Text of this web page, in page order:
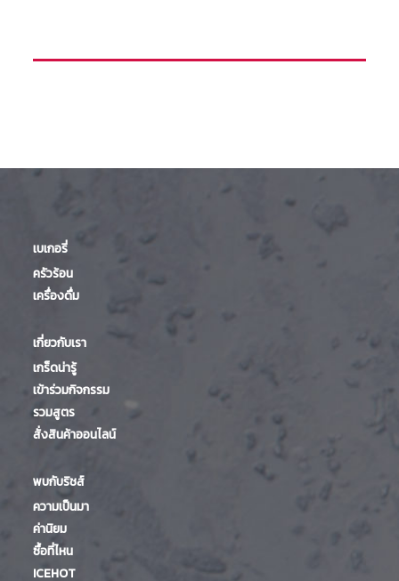
เบเกอรี่
ครัวร้อน
เครื่องดื่ม
เกี่ยวกับเรา
เกร็ดน่ารู้
เข้าร่วมกิจกรรม
รวมสูตร
สั่งสินค้าออนไลน์
พบกับริชส์
ความเป็นมา
ค่านิยม
ซื้อที่ไหน
ICEHOT